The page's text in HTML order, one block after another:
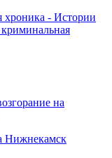
хроника - Истории
на
Нижнекамск